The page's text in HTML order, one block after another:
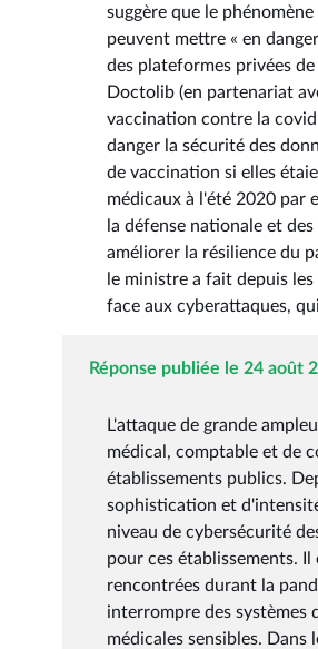
suggère que le
peuvent mettre « en
des plateformes privées
Doctolib (en partenariat
vaccination contre la
danger la sécurité des
de vaccination si elles
médicaux à l'été 2020 par
la défense nationale et
améliorer la résilience du
le ministre a fait depuis
face aux cyberattaques,
Réponse publiée le 24 août
L'attaque de grande
médical, comptable et de
établissements publics.
sophistication et
niveau de cybersécurité
pour ces établissements.
rencontrées durant la
interrompre des systèmes
médicales sensibles.